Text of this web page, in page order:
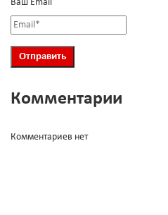
Ваш Email
Комментарии
Комментариев нет